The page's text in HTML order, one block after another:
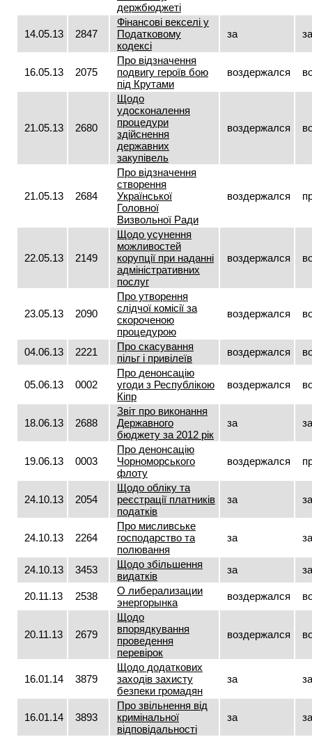
держбюджеті
14.05.13 2847
Фінансові векселі у
Податковому
кодексі
за за
16.05.13 2075
Про відзначення
подвигу героїв бою
під Крутами
воздержался
21.05.13 2680
Щодо
удосконалення
процедури
здійснення
державних
закупівель
воздержался
21.05.13 2684
Про відзначення
створення
Української
Головної
Визвольної Ради
воздержался
22.05.13 2149
Щодо усунення
можливостей
корупції при наданні
адміністративних
послуг
воздержался
23.05.13 2090
Про утворення
слідчої комісії за
скороченою
процедурою
воздержался
04.06.13 2221
Про скасування
пільг і привілеїв
воздержался
05.06.13 0002
Про денонсацію
угоди з Республікою
Кіпр
воздержался
18.06.13 2688
Звіт про виконання
Державного
бюджету за 2012 рік
за за
19.06.13 0003
Про денонсацію
Чорноморського
флоту
воздержался
24.10.13 2054
Щодо обліку та
реєстрації платників
податків
за за
24.10.13 2264
Про мисливське
господарство та
полювання
за за
24.10.13 3453
Щодо збільшення
видатків
за за
20.11.13 2538
О либерализации
энергорынка
воздержался
20.11.13 2679
Щодо
впорядкування
проведення
перевірок
воздержался
16.01.14 3879
Щодо додаткових
заходів захисту
безпеки громадян
за за
16.01.14 3893
Про звільнення від
кримінальної
відповідальності
за за